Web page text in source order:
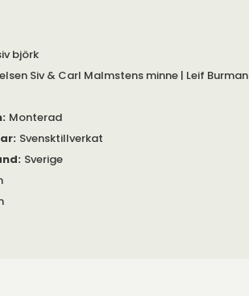
björk
Siv & Carl Malmstens minne | Leif Burman
: Monterad
: Svensktillverkat
: Sverige